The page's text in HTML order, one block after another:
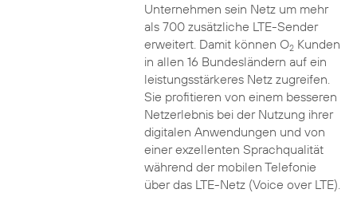
Unternehmen sein Netz um mehr
als 700 zusätzliche LTE-Sender
erweitert. Damit können O2Kunden
in allen 16 Bundesländern auf ein
leistungsstärkeres Netz zugreifen.
Sie profitieren von einem besseren
Netzerlebnis bei der Nutzung ihrer
digitalen Anwendungen und von
einer exzellenten Sprachqualität
während der mobilen Telefonie
über das LTE-Netz (Voice over LTE).